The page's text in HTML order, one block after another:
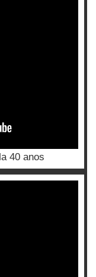
40 anos